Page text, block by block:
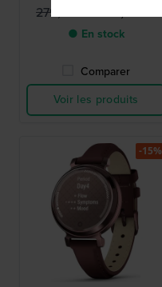
en silicone
279,99 € 229,95 €
● En stock
Comparer
Voir les produits
-15%